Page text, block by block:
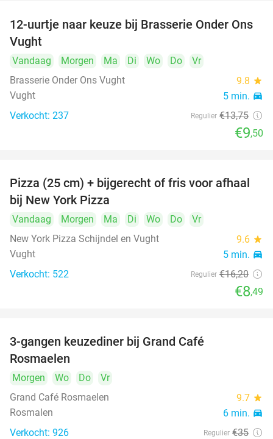
31%
12-uurtje naar keuze bij Brasserie Onder Ons
Vught
Vandaag Morgen Ma Di Wo Do
Vr
Brasserie Onder Ons Vught
9.8 star
Vught 5 min. directions_car
Verkocht: 237 Regulier €13,75
€9,50
48%
Pizza (25 cm) + bijgerecht of fris voor afhaal
bij New York Pizza
Vandaag Morgen Ma Di Wo Do
Vr
New York Pizza Schijndel en Vught
9.6 star
Vught 5 min. directions_car
Verkocht: 522 Regulier €16,20
€8,49
3-gangen keuzediner bij Grand Café
Rosmaelen
Morgen Wo Do
Vr
Grand Café Rosmaelen
9.7 star
Rosmalen 6 min. directions_car
Verkocht: 926 Regulier €35